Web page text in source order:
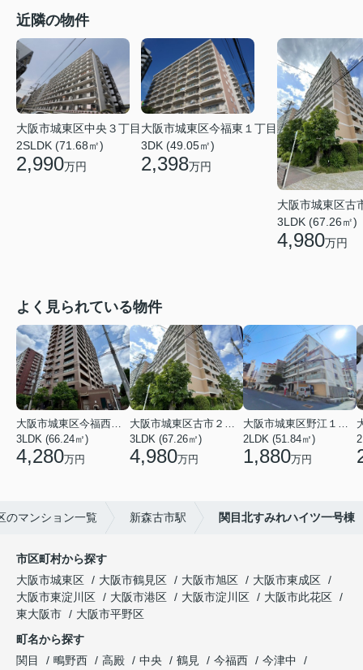
近隣の物件
大阪市城東区中央３丁目
2SLDK (71.68㎡)
2,990万円
大阪市城東区今福東１丁目
3DK (49.05㎡)
2,398万円
大阪市城東区古
3LDK (67.26㎡)
4,980万円
よく見られている物件
大阪市城東区今福西６丁目
3LDK (66.24㎡)
4,280万円
大阪市城東区古市２丁目
3LDK (67.26㎡)
4,980万円
大阪市城東区野江１丁目
2LDK (51.84㎡)
1,880万円
のマンション一覧 新森古市駅 関目北すみれハイツ一号棟
市区町村から探す
大阪市城東区
大阪市鶴見区 大阪市旭区
大阪市東成区
大阪市東淀川区
大阪市港区 大阪市淀川区
大阪市此花区
東大阪市
大阪市平野区
町名から探す
関目
鴫野西 高殿 中央 鶴見 今福西
今津中